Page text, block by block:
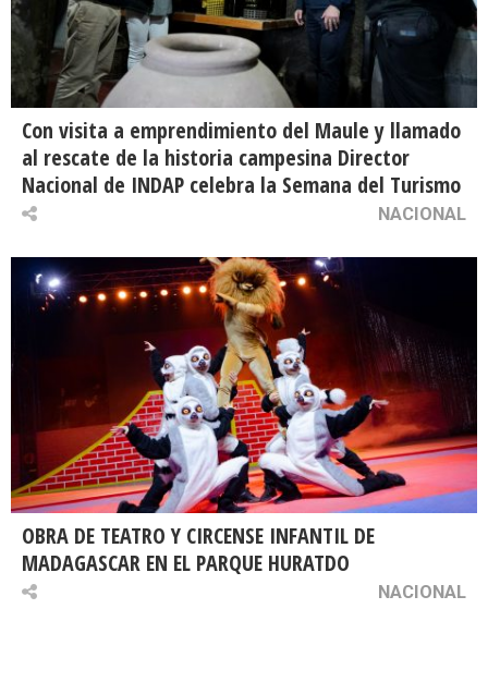
Con visita a emprendimiento del Maule y llamado
al rescate de la historia campesina Director
Nacional de INDAP celebra la Semana del Turismo
NACIONAL
OBRA DE TEATRO Y CIRCENSE INFANTIL DE
MADAGASCAR EN EL PARQUE HURATDO
NACIONAL